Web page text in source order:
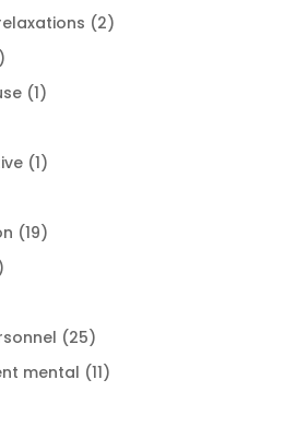
produit
22
produits
11
11
1919
2525
produits
mental 1111